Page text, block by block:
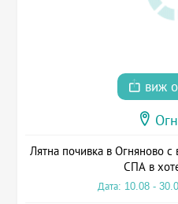
виж
Лятна почивка в Огняново
СПА в
Дата: 10.08 -